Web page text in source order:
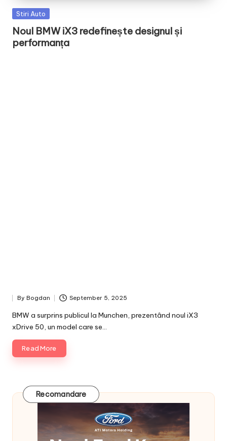
Posted
Stiri Auto
Noul BMW iX3 redefinește designul și
performanța
Posted
by
By Bogdan September 5, 2025
BMW a surprins publicul la Munchen, prezentând noul iX3
xDrive 50, un model care se…
Read More
Recomandare